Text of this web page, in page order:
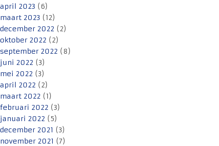
april 2023 (6)
maart 2023 (12)
december 2022 (2)
oktober 2022 (2)
september 2022 (8)
juni 2022 (3)
mei 2022 (3)
april 2022 (2)
maart 2022 (1)
februari 2022 (3)
januari 2022 (5)
december 2021 (3)
november 2021 (7)